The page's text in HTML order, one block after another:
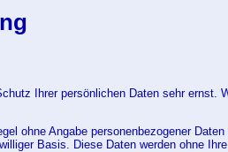
Ihrer persönlichen Daten sehr
ohne Angabe personenbezogener
Basis. Diese Daten werden ohne